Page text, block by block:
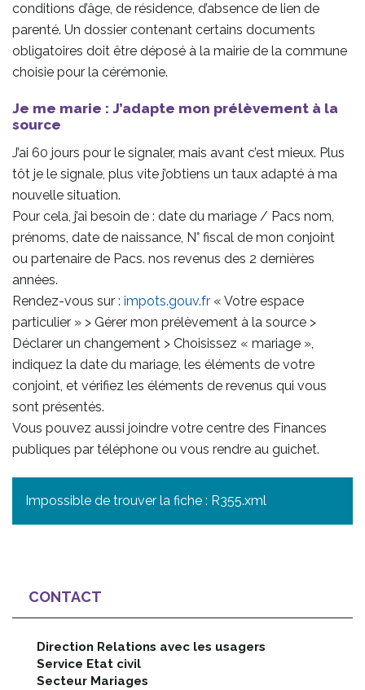
conditions d’âge, de résidence, d’absence de lien de
parenté. Un dossier contenant certains documents
obligatoires doit être déposé à la mairie de la commune
choisie pour la cérémonie.
Je me marie : J’adapte mon prélèvement à la
source
J’ai 60 jours pour le signaler, mais avant c’est mieux. Plus
tôt je le signale, plus vite j’obtiens un taux adapté à ma
nouvelle situation.
Pour cela, j’ai besoin de : date du mariage / Pacs nom,
prénoms, date de naissance, N° fiscal de mon conjoint
ou partenaire de Pacs. nos revenus des 2 dernières
années.
Rendez-vous sur : impots.gouv.fr « Votre espace
particulier » > Gérer mon prélèvement à la source >
Déclarer un changement > Choisissez « mariage »,
indiquez la date du mariage, les éléments de votre
conjoint, et vérifiez les éléments de revenus qui vous
sont présentés.
Vous pouvez aussi joindre votre centre des Finances
publiques par téléphone ou vous rendre au guichet.
Impossible de trouver la fiche : R355.xml
CONTACT
Direction Relations avec les usagers
Service Etat civil
Secteur Mariages